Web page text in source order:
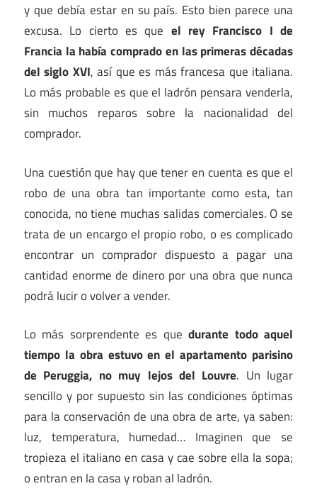
y que debía estar en su país. Esto bien parece una
excusa. Lo cierto es que el rey Francisco I de
Francia la había comprado en las primeras décadas
del siglo XVI, así que es más francesa que italiana.
Lo más probable es que el ladrón pensara venderla,
sin muchos reparos sobre la nacionalidad del
comprador.
Una cuestión que hay que tener en cuenta es que el
robo de una obra tan importante como esta, tan
conocida, no tiene muchas salidas comerciales. O se
trata de un encargo el propio robo, o es complicado
encontrar un comprador dispuesto a pagar una
cantidad enorme de dinero por una obra que nunca
podrá lucir o volver a vender.
Lo más sorprendente es quedurante todo aquel
tiempo la obra estuvo en el apartamento parisino
de Peruggia, no muy lejos del Louvre. Un lugar
sencillo y por supuesto sin las condiciones óptimas
para la conservación de una obra de arte, ya saben:
luz, temperatura, humedad… Imaginen que se
tropieza el italiano en casa y cae sobre ella la sopa;
o entran en la casa y roban al ladrón.